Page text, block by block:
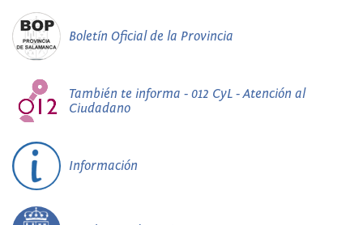
Boletín Oficial de la Provincia
También te informa - 012 CyL - Atención al
Ciudadano
Información